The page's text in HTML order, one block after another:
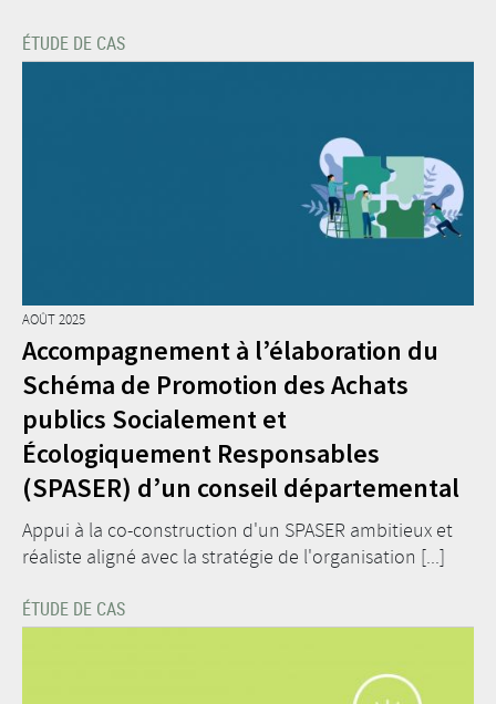
ÉTUDE DE CAS
AOÛT 2025
Accompagnement à l’élaboration du
Schéma de Promotion des Achats
publics Socialement et
Écologiquement Responsables
(SPASER) d’un conseil départemental
Appui à la co-construction d'un SPASER ambitieux et
réaliste aligné avec la stratégie de l'organisation [...]
ÉTUDE DE CAS